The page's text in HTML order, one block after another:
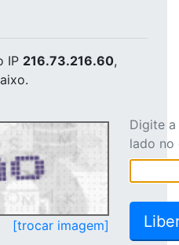
IP 216.73.216.60,
[trocar imagem]
Digite
lado no